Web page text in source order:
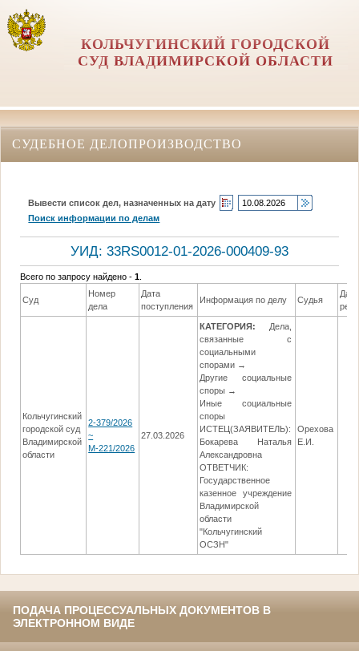
КОЛЬЧУГИНСКИЙ ГОРОДСКОЙ
СУД ВЛАДИМИРСКОЙ ОБЛАСТИ
СУДЕБНОЕ ДЕЛОПРОИЗВОДСТВО
Вывести список дел, назначенных на дату
Поиск информации по делам
УИД: 33RS0012-01-2026-000409-93
Всего по запросу найдено -1
Суд
Номер
дела
Дата
поступления
Информация по делу Судья
Дата
Кольчугинский
городской суд
Владимирской
области
2-379/2026
~
М-221/2026
27.03.2026
КАТЕГОРИЯ:
Дела,
связанные с
социальными
спорами →
Другие социальные
споры →
Иные социальные
споры
ИСТЕЦ(ЗАЯВИТЕЛЬ):
Бокарева Наталья
Александровна
ОТВЕТЧИК:
Государственное
казенное учреждение
Владимирской
области
"Кольчугинский
ОСЗН"
Орехова
Е.И.
ПОДАЧА ПРОЦЕССУАЛЬНЫХ ДОКУМЕНТОВ В
ЭЛЕКТРОННОМ ВИДЕ